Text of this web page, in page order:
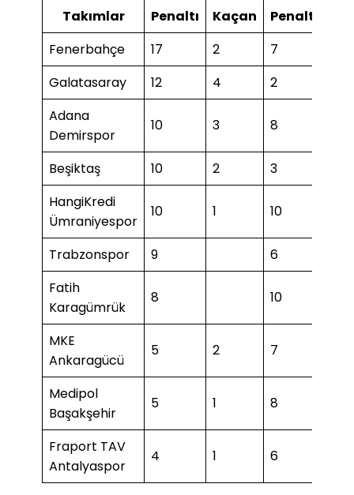
Takımlar Penaltı Kaçan Penaltı
Fenerbahçe
17 2 7
Galatasaray
12 4 2
Adana
Demirspor
10 3 8
Beşiktaş 10 2 3
HangiKredi
Ümraniyespor
10 1 10
Trabzonspor 9
6
Fatih
Karagümrük
8 10
MKE
Ankaragücü
5 2 7
Medipol
Başakşehir
5 1 8
Fraport TAV
Antalyaspor
4 1 6